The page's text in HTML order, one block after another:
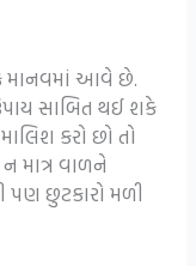
માનવમાં આવે છે.
સાબિત થઈ શકે
કરો છો તો
માત્ર વાળને
પણ છુટકારો મળી